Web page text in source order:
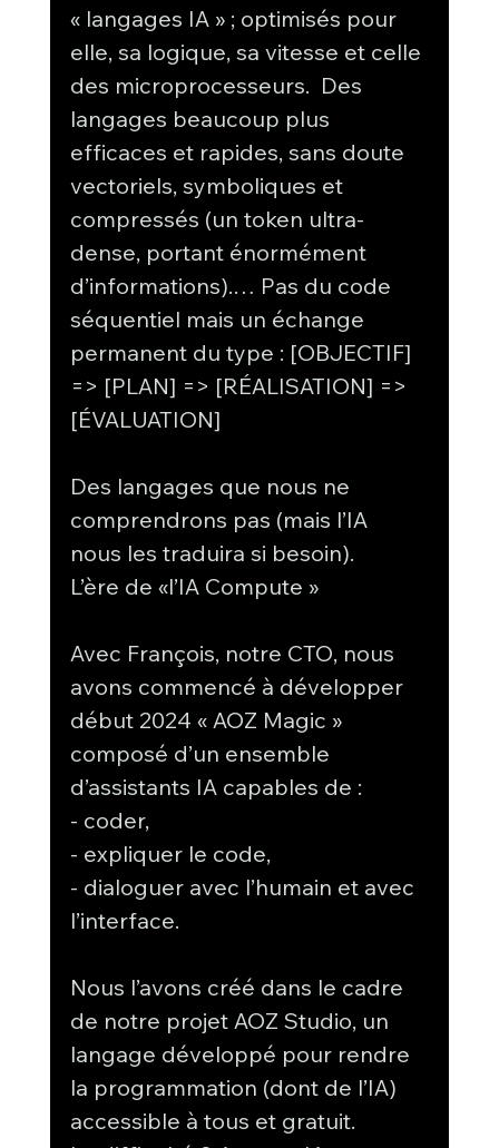
« langages IA » ; optimisés pour
elle, sa logique, sa vitesse et celle
des microprocesseurs.  Des
langages beaucoup plus
efficaces et rapides, sans doute
vectoriels, symboliques et
compressés (un token ultra-
dense, portant énormément
d’informations).… Pas du code
séquentiel mais un échange
permanent du type : [OBJECTIF]
=> [PLAN] => [RÉALISATION] =>
[ÉVALUATION]
Des langages que nous ne
comprendrons pas (mais l’IA
nous les traduira si besoin).
L’ère de «l’IA Compute »
Avec François, notre CTO, nous
avons commencé à développer
début 2024 « AOZ Magic »
composé d’un ensemble
d’assistants IA capables de :
- coder,
- expliquer le code,
- dialoguer avec l’humain et avec
l’interface.
Nous l’avons créé dans le cadre
de notre projet AOZ Studio, un
langage développé pour rendre
la programmation (dont de l’IA)
accessible à tous et gratuit.